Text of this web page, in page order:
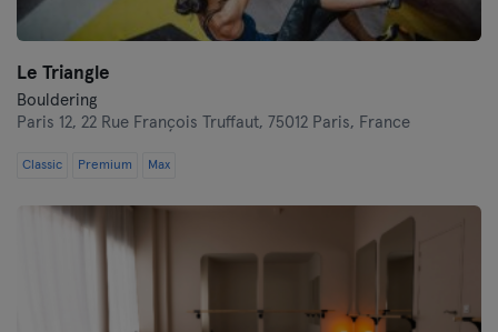
Le Triangle
Bouldering
Paris 12, 22 Rue François Truffaut, 75012 Paris, France
Classic Premium Max